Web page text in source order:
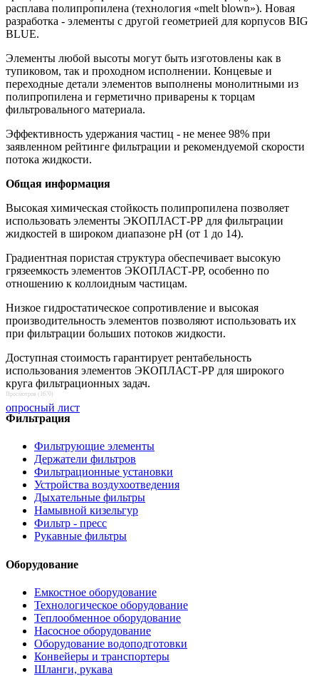
расплава полипропилена (технология «melt blown»). Новая
разработка - элементы с другой геометрией для корпусов BIG
BLUE.
Элементы любой высоты могут быть изготовлены как в
тупиковом, так и проходном исполнении. Концевые и
переходные детали элементов выполнены монолитными из
полипропилена и герметично приварены к торцам
фильтровального материала.
Эффективность удержания частиц - не менее 98% при
заявленном рейтинге фильтрации и рекомендуемой скорости
потока жидкости.
Общая информация
Высокая химическая стойкость полипропилена позволяет
использовать элементы ЭКОПЛАСТ-РР для фильтрации
жидкостей в широком диапазоне рН (от 1 до 14).
Градиентная пористая структура обеспечивает высокую
грязеемкость элементов ЭКОПЛАСТ-РР, особенно по
отношению к коллоидным частицам.
Низкое гидростатическое сопротивление и высокая
производительность элементов позволяют использовать их
при фильтрации больших потоков жидкости.
Доступная стоимость гарантирует рентабельность
использования элементов ЭКОПЛАСТ-РР для широкого
круга фильтрационных задач.
опросный лист
Просмотров (1670)
Фильтрация
Фильтрующие элементы
Держатели фильтров
Фильтрационные установки
Устройства воздухоотведения
Дыхательные фильтры
Намывной кизельгур
Фильтр - пресс
Рукавные фильтры
Оборудование
Емкостное оборудование
Технологическое оборудование
Теплообменное оборудование
Насосное оборудование
Оборудование водоподготовки
Конвейеры и транспортеры
Шланги, рукава